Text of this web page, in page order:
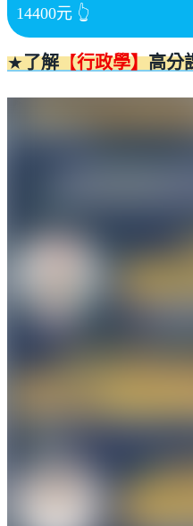
14400元 👆
★了解【行政學】高分